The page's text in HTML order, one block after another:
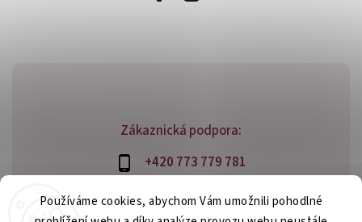
Používáme cookies, abychom Vám umožnili pohodlné
Zákaznická podpora:
+420 773 779 781
info@bossfood.cz